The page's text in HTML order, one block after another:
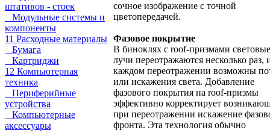
штативов - стоек
Модульные системы и
компоненты
11 Расходные материалы
Бумага
Картриджи
12 Компьютерная
техника
Периферийные
устройства
Компьютерные
аксессуары
сочное изображение с точной
цветопередачей.
Фазовое покрытие
В биноклях с roof-призмами световые
лучи переотражаются несколько раз,
каждом переотражении возможны
или искажения света. Добавление
фазового покрытия на roof-призмы
эффективно корректирует
при переотражении искажение
фронта. Эта технология обычно